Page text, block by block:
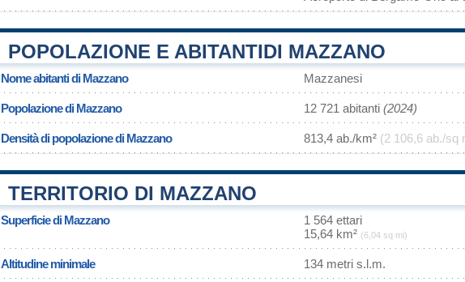
POPOLAZIONE E ABITANTIDI MAZZANO
Nome abitanti di Mazzano Mazzanesi
Popolazione di Mazzano 12 721 abitanti (2024)
Densità di popolazione di Mazzano 813,4 ab./km² (2 106,6 ab./sq
TERRITORIO DI MAZZANO
Superficie di Mazzano
1 564 ettari
15,64 km² (6,04 sq mi)
Altitudine minimale 134 metri s.l.m.